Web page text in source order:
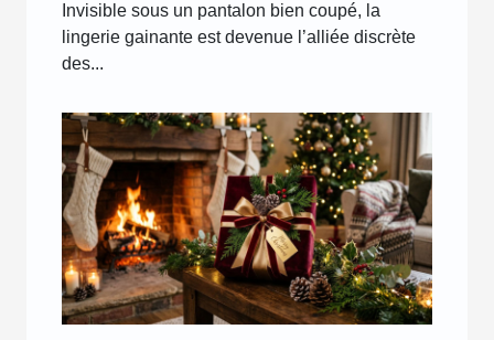
Invisible sous un pantalon bien coupé, la
lingerie gainante est devenue l’alliée discrète
des...